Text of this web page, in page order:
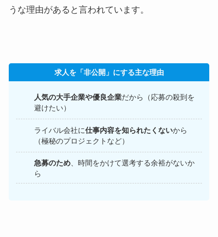
うな理由があると言われています。
求人を「非公開」にする主な理由
人気の大手企業や優良企業だから（応募の殺到を
避けたい）
ライバル会社に仕事内容を知られたくないから
（極秘のプロジェクトなど）
急募のため 、時間をかけて選考する余裕がないか
ら